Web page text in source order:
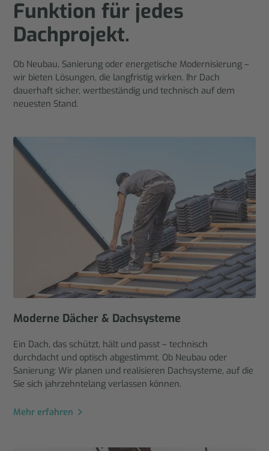
Funktion für jedes
Dachprojekt.
Ob Neubau, Sanierung oder energetische Modernisierung –
wir bieten Lösungen, die langfristig wirken. Ihr Dach
dauerhaft sicher, wertbeständig und technisch auf dem
neuesten Stand.
Moderne Dächer & Dachsysteme
Ein Dach, das schützt, hält und passt – technisch
durchdacht und optisch abgestimmt. Ob Neubau oder
Sanierung: Wir planen und realisieren Dachsysteme, auf die
Sie sich jahrzehntelang verlassen können.
Mehr erfahren